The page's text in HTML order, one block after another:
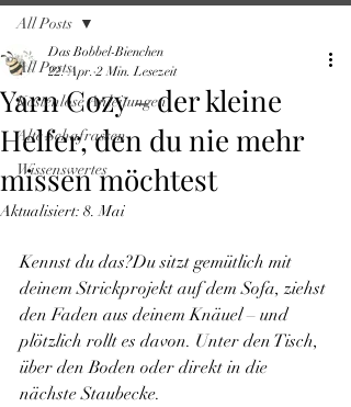
All Posts
Kostenlose Anleitungen
Alte Schafrassen
Wissenswertes
All Posts
Yarn Cozy – der kleine
Helfer, den du nie mehr
missen möchtest
Das Bobbel-Bienchen
22. Apr. 2 Min. Lesezeit
Aktualisiert: 8. Mai
Kennst du das?Du sitzt gemütlich mit
deinem Strickprojekt auf dem Sofa, ziehst
den Faden aus deinem Knäuel – und
plötzlich rollt es davon. Unter den Tisch,
über den Boden oder direkt in die
nächste Staubecke.